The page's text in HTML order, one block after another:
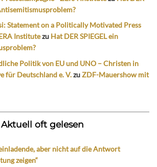
Statement on a Politically Motivated Press
Institutezu Hat DER SPIEGEL ein
Politik von EU und UNO – Christen in
für Deutschland e. V.zuZDF-Mauershow mit
Aktuell oft gelesen
aber nicht auf die Antwort
zeigen“